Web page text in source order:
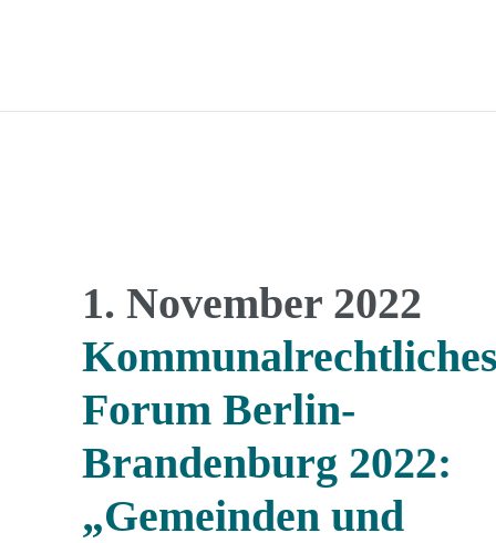
1. November 2022
Forum Berlin-
Brandenburg 2022:
„Gemeinden und